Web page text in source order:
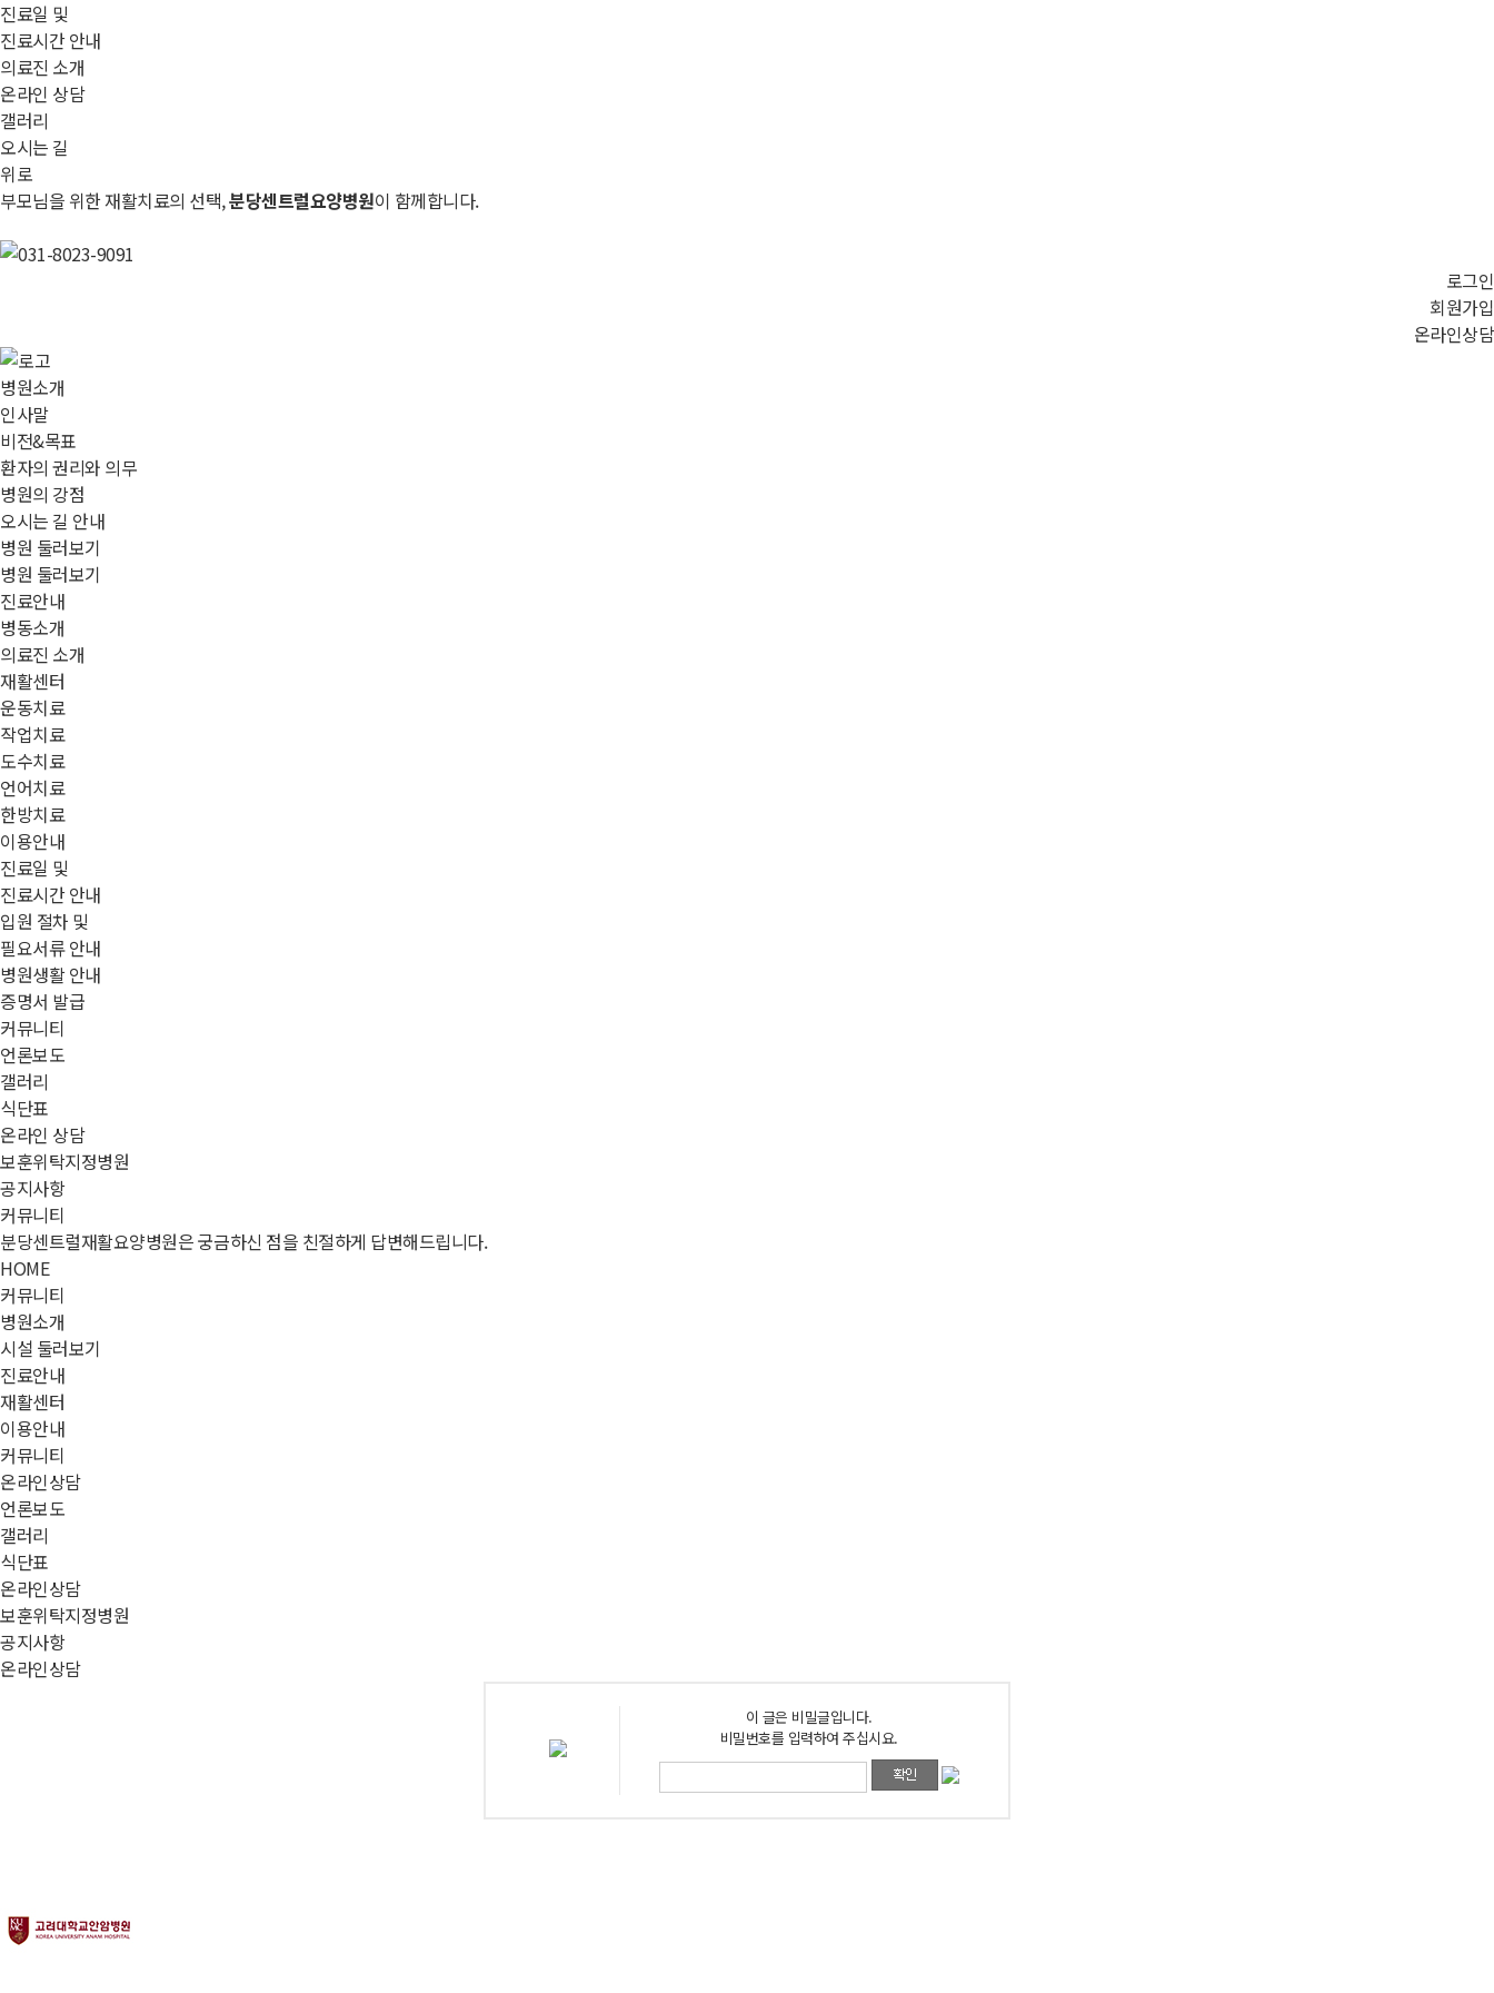
진료일 및
진료시간 안내
의료진 소개
온라인 상담
갤러리
오시는 길
위로
부모님을 위한 재활치료의 선택,분당센트럴요양병원이 함께합니다.
로그인
회원가입
온라인상담
병원소개
인사말
비전&목표
환자의 권리와 의무
병원의 강점
오시는 길 안내
병원 둘러보기
병원 둘러보기
진료안내
병동소개
의료진 소개
재활센터
운동치료
작업치료
도수치료
언어치료
한방치료
이용안내
진료일 및
진료시간 안내
입원 절차 및
필요서류 안내
병원생활 안내
증명서 발급
커뮤니티
언론보도
갤러리
식단표
온라인 상담
보훈위탁지정병원
공지사항
커뮤니티
분당센트럴재활요양병원은 궁금하신 점을 친절하게 답변해드립니다.
HOME
커뮤니티
병원소개
시설 둘러보기
진료안내
재활센터
이용안내
커뮤니티
온라인상담
언론보도
갤러리
식단표
온라인상담
보훈위탁지정병원
공지사항
온라인상담
이 글은 비밀글입니다.
비밀번호를 입력하여 주십시요.